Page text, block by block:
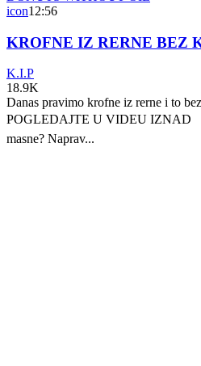
icon12:56
KROFNE IZ RERNE BEZ
K.I.P
18.9K
Danas pravimo krofne iz rerne i to
POGLEDAJTE U VIDEU IZNAD
masne? Naprav...